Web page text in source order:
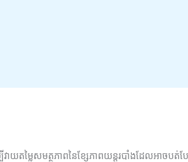
វាយតម្លៃសមត្ថភាពនៃខ្សែភាពយន្តរបាំងដែលអាច